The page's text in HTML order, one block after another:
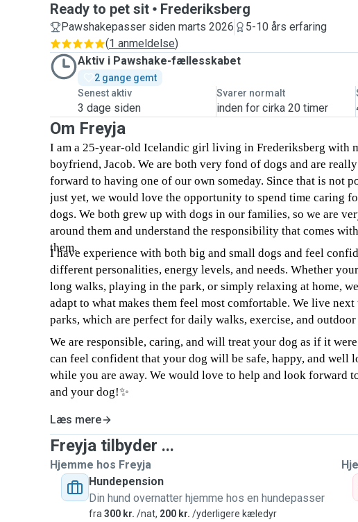
Ready to pet sit Frederiksberg
Pawshakepasser siden marts 2026
5-10 års erfaring
(1 anmeldelse)
Aktiv i Pawshake-fællesskabet
2 gange gemt
Senest aktiv
3 dage siden
Svarer normalt
inden for cirka 20 timer
Om Freyja
I am a 25-year-old Icelandic girl living in Frederiksberg with
boyfriend, Jacob. We are both very fond of dogs and are
forward to having one of our own someday. Since that is not
just yet, we would love the opportunity to spend time caring
dogs. We both grew up with dogs in our families, so we are
around them and understand the responsibility that comes
them.
I have experience with both big and small dogs and feel
different personalities, energy levels, and needs. Whether
long walks, playing in the park, or simply relaxing at home,
adapt to what makes them feel most comfortable. We live next
parks, which are perfect for daily walks, exercise, and
We are responsible, caring, and will treat your dog as if it
can feel confident that your dog will be safe, happy, and well
while you are away. We would love to help and look forward
and your dog!✨
Læs mere
Freyja tilbyder ...
Hjemme hos Freyja
Hundepension
Din hund overnatter hjemme hos en hundepasser
fra 300 kr. /nat, 200 kr. /yderligere kæledyr